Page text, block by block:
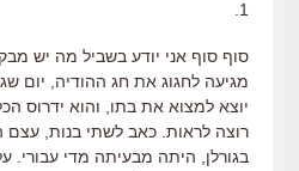
1.
סוף סוף אני יודע בשביל מה יש
מגיעה לחגוג את חג ההודיה, יום
יוצא למצוא את בתו, והוא ידרוס
רוצה לראות. כאב לשתי בנות,
בגורלן, היתה מבעיתה מדי עבורי.